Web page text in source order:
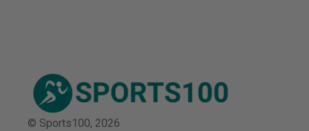
© Sports100, 2026